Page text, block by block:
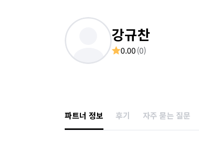
강규찬
0.00(0)
파트너 정보 후기 자주 묻는 질문